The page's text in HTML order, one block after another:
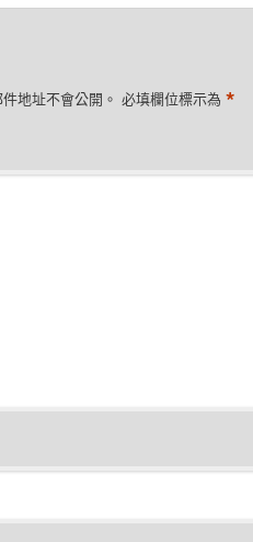
地址不會公開。 必填欄位標示為 *